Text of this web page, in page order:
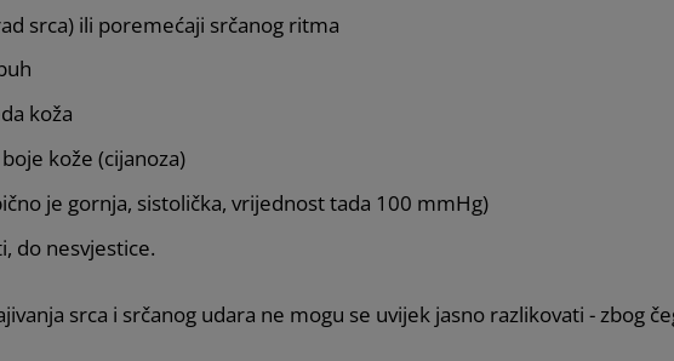
srca) ili poremećaji srčanog ritma
koža
kože (cijanoza)
je gornja, sistolička, vrijednost tada 100 mmHg)
do nesvjestice.
srca i srčanog udara ne mogu se uvijek jasno razlikovati - zbog